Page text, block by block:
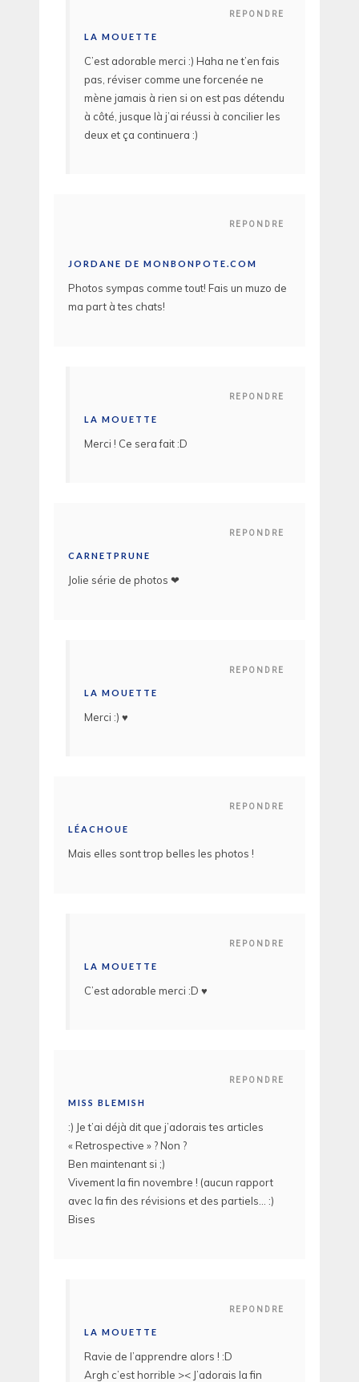
REPONDRE
LA MOUETTE
C’est adorable merci :) Haha ne t’en fais
pas, réviser comme une forcenée ne
mène jamais à rien si on est pas détendu
à côté, jusque là j’ai réussi à concilier les
deux et ça continuera :)
REPONDRE
JORDANE DE MONBONPOTE.COM
Photos sympas comme tout! Fais un muzo de
ma part à tes chats!
REPONDRE
LA MOUETTE
Merci ! Ce sera fait :D
REPONDRE
CARNETPRUNE
Jolie série de photos ❤
REPONDRE
LA MOUETTE
Merci :) ♥
REPONDRE
LÉACHOUE
Mais elles sont trop belles les photos !
REPONDRE
LA MOUETTE
C’est adorable merci :D ♥
REPONDRE
MISS BLEMISH
:) Je t’ai déjà dit que j’adorais tes articles
« Retrospective » ? Non ?
Ben maintenant si ;)
Vivement la fin novembre ! (aucun rapport
avec la fin des révisions et des partiels… :)
Bises
REPONDRE
LA MOUETTE
Ravie de l’apprendre alors ! :D
Argh c’est horrible >< J’adorais la fin